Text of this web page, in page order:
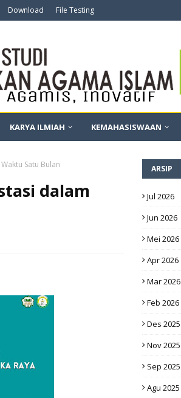
Download File Testing
KARYA ILMIAH KEMAHASISWAAN
Satu Bulan
dalam
ARSIP
Jul 2026
Jun 2026
Mei 2026
Apr 2026
Mar 2026
Feb 2026
Des 2025
Nov 2025
Sep 2025
Agu 2025